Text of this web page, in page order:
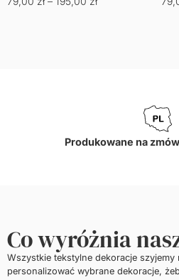
Produkowane na
Co wyróżnia
Wszystkie tekstylne dekoracje
personalizować wybrane dekoracje,